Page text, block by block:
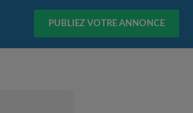
PUBLIEZ VOTRE ANNONCE